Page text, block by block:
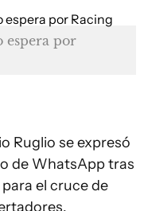
espera por
Ruglio se expresó
de WhatsApp tras
el cruce de